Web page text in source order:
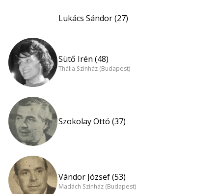
Lukács Sándor (27)
Sütő Irén (48)
Thália Színház (Budapest)
Szokolay Ottó (37)
Vándor József (53)
Madách Színház (Budapest)